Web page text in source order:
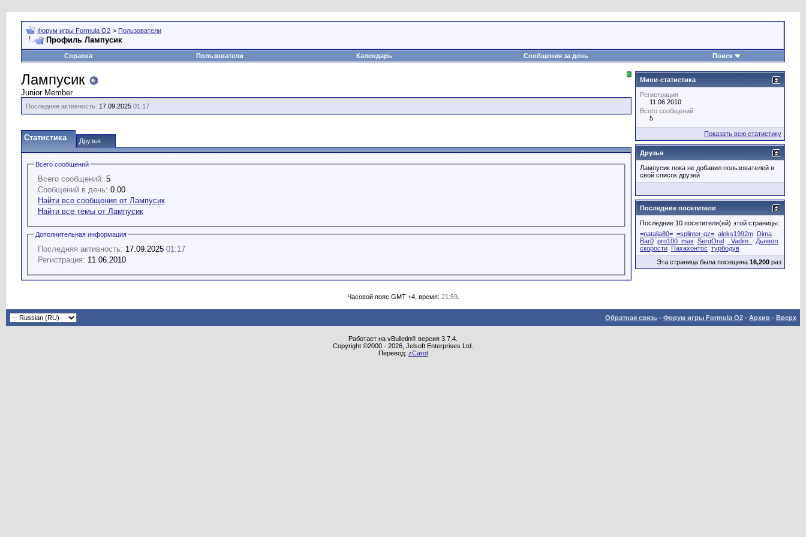
Форум игры Formula O2 > Пользователи
Профиль Лампусик
Справка Пользователи Календарь Сообщения за день Поиск
Лампусик
Junior Member
Последняя активность: 17.09.2025 01:17
Статистика Друзья
Всего сообщений
Всего сообщений: 5
Сообщений в день: 0.00
Найти все сообщения от Лампусик
Найти все темы от Лампусик
Дополнительная информация
Последняя активность: 17.09.2025 01:17
Регистрация: 11.06.2010
Мини-статистика
Регистрация
11.06.2010
Всего сообщений
5
Показать всю статистику
Друзья
Лампусик пока не добавил пользователей в
свой список друзей
Последние посетители
Последние 10 посетителя(ей) этой страницы:
=natalia80= =splinter-qz= aleks1992m Dima
Bar0 pro100_max SergOrel _Vadim_
Дьявол
скорости Пахахонтос турбодув
Эта страница была посещена 16,200 раз
Часовой пояс GMT +4, время: 21:59.
Обратная связь - Форум игры Formula O2 - Архив - Вверх
Работает на vBulletin® версия 3.7.4.
Copyright ©2000 - 2026, Jelsoft Enterprises Ltd.
Перевод: zCarot